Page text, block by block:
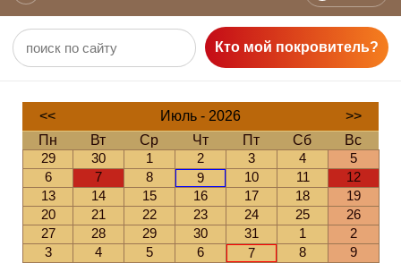
Кто мой покровитель?
<< Июль - 2026
>>
Пн
Вт Ср Чт Пт Сб
Вс
29
30 1 2 3 4
5
6
7 8 9 10 11
12
13
14 15 16 17 18
19
20
21 22 23 24 25
26
27
28 29 30 31 1
2
3
4 5 6 7 8 9